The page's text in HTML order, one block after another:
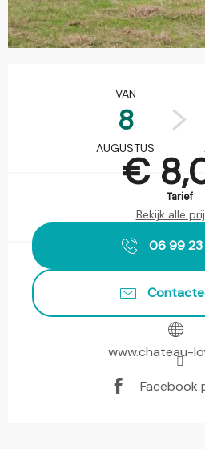
VAN
8
AUGUSTUS
€
Tarief
Bekijk alle
06 99 23
www.chateau-
Facebook